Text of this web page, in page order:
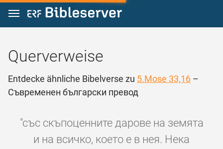
Zum Inhalt springen
Querverweise
Entdecke ähnliche Bibelverse zu 5.Mose 33,16 –
Съвременен български превод
"със скъпоценните дарове на земята
и на всичко, което е в нея. Нека